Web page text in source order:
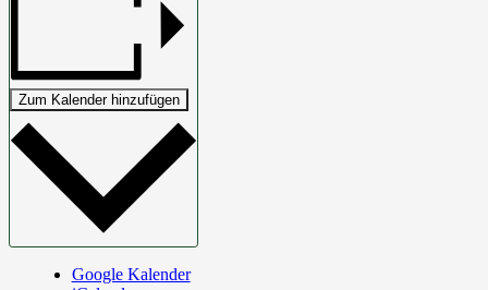
Zum Kalender hinzufügen
Google Kalender